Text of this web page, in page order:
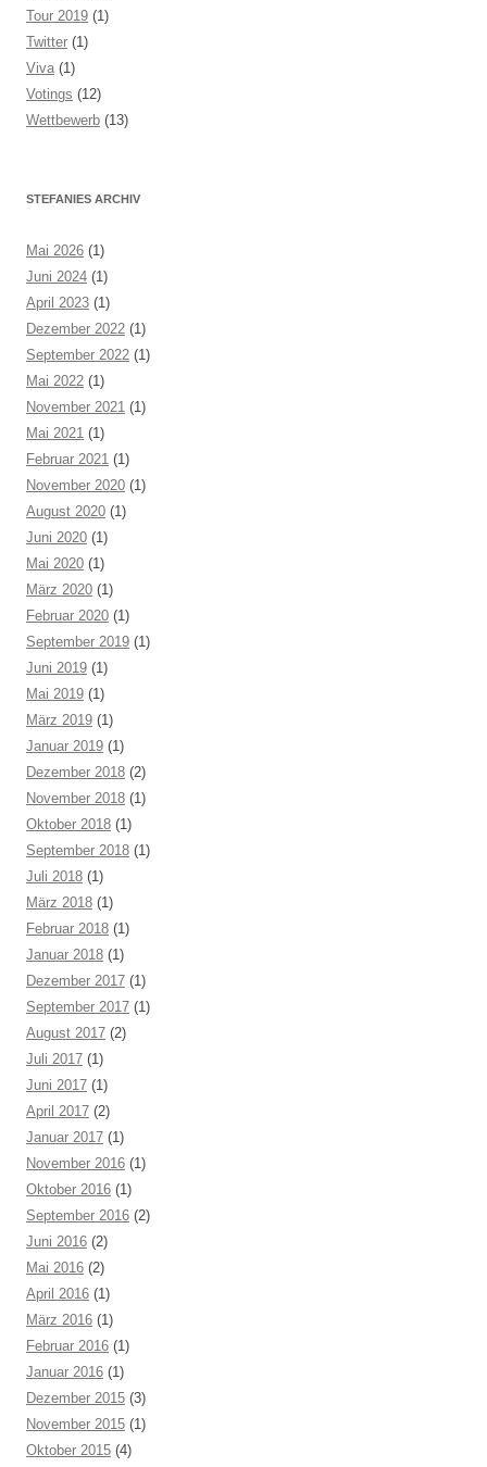
Tour 2019 (1)
Twitter (1)
Viva (1)
Votings (12)
Wettbewerb (13)
STEFANIES ARCHIV
Mai 2026 (1)
Juni 2024 (1)
April 2023 (1)
Dezember 2022 (1)
September 2022 (1)
Mai 2022 (1)
November 2021 (1)
Mai 2021 (1)
Februar 2021 (1)
November 2020 (1)
August 2020 (1)
Juni 2020 (1)
Mai 2020 (1)
März 2020 (1)
Februar 2020 (1)
September 2019 (1)
Juni 2019 (1)
Mai 2019 (1)
März 2019 (1)
Januar 2019 (1)
Dezember 2018 (2)
November 2018 (1)
Oktober 2018 (1)
September 2018 (1)
Juli 2018 (1)
März 2018 (1)
Februar 2018 (1)
Januar 2018 (1)
Dezember 2017 (1)
September 2017 (1)
August 2017 (2)
Juli 2017 (1)
Juni 2017 (1)
April 2017 (2)
Januar 2017 (1)
November 2016 (1)
Oktober 2016 (1)
September 2016 (2)
Juni 2016 (2)
Mai 2016 (2)
April 2016 (1)
März 2016 (1)
Februar 2016 (1)
Januar 2016 (1)
Dezember 2015 (3)
November 2015 (1)
Oktober 2015 (4)